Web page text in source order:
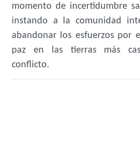
momento de incertidumbre
instando a la comunidad
abandonar los esfuerzos por
paz en las tierras más
conflicto.